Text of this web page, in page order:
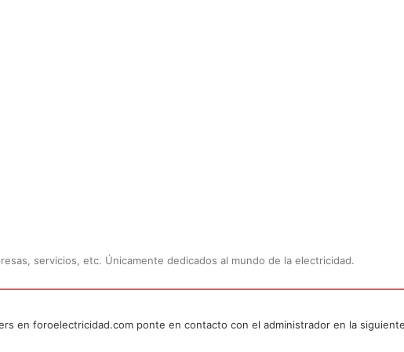
servicios, etc. Únicamente dedicados al mundo de la electricidad.
en foroelectricidad.com ponte en contacto con el administrador en la